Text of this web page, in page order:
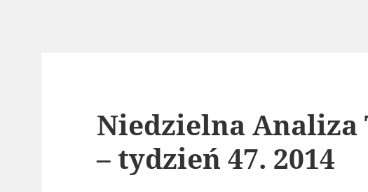
Niedzielna Analiza
– tydzień 47. 2014